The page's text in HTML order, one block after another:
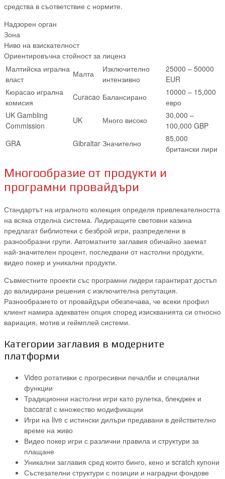
средства в съответствие с нормите.
Надзорен орган
Зона
Ниво на взискателност
Ориентировъчна стойност за лиценз
Малтийска игрална
власт
Малта
Изключително
интензивно
25000 – 50000
EUR
Кюрасао игрална
комисия
Curacao Балансирано
10000 – 15,000
евро
UK Gambling
Commission
UK Много високо
30,000 –
100,000 GBP
GRA
Gibraltar Значително
85,000
британски лири
Многообразие от продукти и
програмни провайдъри
Стандартът на игралното колекция определя привлекателността
на всяка отделна система. Лидиращите световни казина
предлагат библиотеки с безброй игри, разпределени в
разнообразни групи. Автоматните заглавия обичайно заемат
най-значителен процент, последвани от настолни продукти,
видео покер и уникални продукти.
Съвместните проекти със програмни лидери гарантират достъп
до валидирани решения с изключителна репутация.
Разнообразието от провайдъри обезпечава, че всеки профил
клиент намира адекватен опция според изискванията си относно
вариация, мотив и геймплей системи.
Категории заглавия в модерните
платформи
Video ротативки с прогресивни печалби и специални
функции
Традиционни настолни игри като рулетка, блекджек и
baccarat с множество модификации
Игри на live с истински дилъри предавани в действително
време на живо
Видео покер игри с различни правила и структури за
плащане
Уникални заглавия сред които бинго, кено и scratch купони
Състезателни структури с позиции и наградни фондове